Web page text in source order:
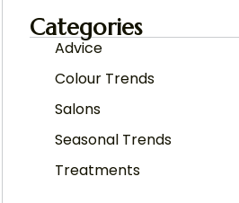
Categories
Advice
Colour Trends
Salons
Seasonal Trends
Treatments